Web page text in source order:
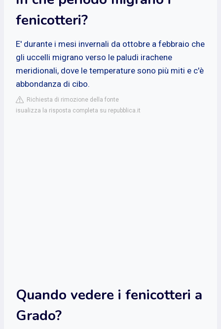
fenicotteri?
E' durante i mesi invernali da ottobre a febbraio che
gli uccelli migrano verso le paludi irachene
meridionali, dove le temperature sono più miti e c'è
abbondanza di cibo.
Richiesta di rimozione della fonte
isualizza la risposta completa su repubblica.it
Quando vedere i fenicotteri a
Grado?